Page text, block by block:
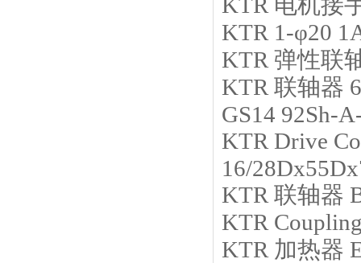
KTR 1-φ20
KTR 弹性联
KTR 联轴器
GS14 92Sh-
KTR Drive
16/
KTR 联轴器
KTR
KTR 加热器